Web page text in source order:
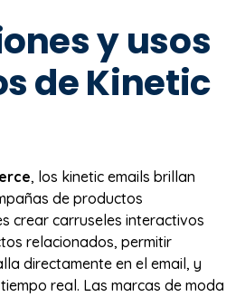
y usos
de Kinetic
, los kinetic emails brillan
de productos
crear carruseles interactivos
relacionados, permitir
directamente en el email, y
real. Las marcas de moda